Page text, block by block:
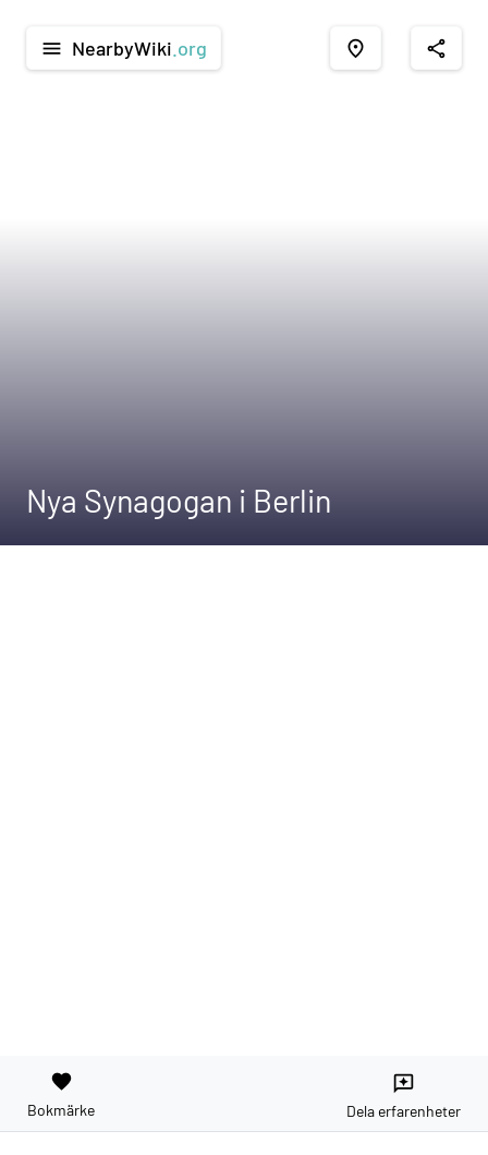
menu NearbyWiki .org place share
Nya Synagogan i Berlin
favorite
Bokmärke
reviews
Dela erfarenheter